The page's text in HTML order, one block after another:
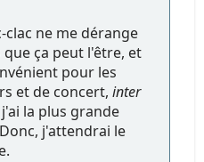
clac ne me dérange
ça peut l'être, et
pour les
et de concert,inter
la plus grande
j'attendrai le